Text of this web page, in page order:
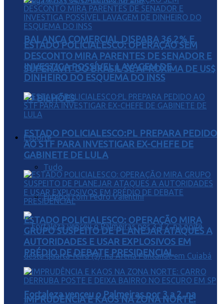
BALANÇA COMERCIAL DISPARA 36,2% E
SUPERÁVIT DO BRASIL SE APROXIMA DE US$
49 BILHÕES
Esporte
Tudo
Futebol com Pedro Valentini
Fortaleza venceu o Palmeiras por 3 a 2, na
ESTADO POLICIALESCO: OPERAÇÃO SEM
DESCONTO MIRA PARENTES DE SENADOR E
INVESTIGA POSSÍVEL LAVAGEM DE
DINHEIRO DO ESQUEMA DO INSS
ESTADO POLICIALESCO:PL PREPARA PEDIDO
AO STF PARA INVESTIGAR EX-CHEFE DE
GABINETE DE LULA
ESTADO POLICIALESCO: OPERAÇÃO MIRA
GRUPO SUSPEITO DE PLANEJAR ATAQUES A
AUTORIDADES E USAR EXPLOSIVOS EM
PRÉDIO DE DEBATE PRESIDENCIAL
IMPRUDÊNCIA E KAOS NA ZONA NORTE: